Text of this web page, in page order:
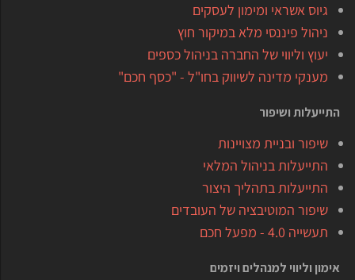
גיוס אשראי ומימון לעסקים
ניהול פיננסי מלא במיקור חוץ
יעוץ וליווי של החברה בניהול כספים
מענקי מדינה לשיווק בחו"ל - "כסף חכם"
התייעלות ושיפור
שיפור ובניית מצויינות
התייעלות בניהול המלאי
התייעלות בתהליך היצור
שיפור המוטיבציה של העובדים
תעשייה 4.0 - מפעל חכם
אימון וליווי למנהלים ויזמים